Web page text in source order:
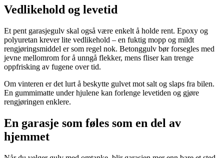
Vedlikehold og levetid
Et pent garasjegulv skal også være enkelt å holde rent. Epoxy og
polyuretan krever lite vedlikehold – en fuktig mopp og mildt
rengjøringsmiddel er som regel nok. Betonggulv bør forsegles med
jevne mellomrom for å unngå flekker, mens fliser kan trenge
oppfrisking av fugene over tid.
Om vinteren er det lurt å beskytte gulvet mot salt og slaps fra bilen.
En gummimatte under hjulene kan forlenge levetiden og gjøre
rengjøringen enklere.
En garasje som føles som en del av
hjemmet